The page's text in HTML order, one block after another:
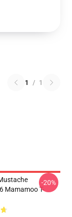
1 / 1
Mamamoo T-
-20%